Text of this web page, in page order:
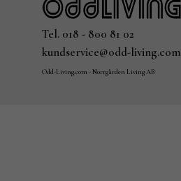
Tel. 018 - 800 81 02
kundservice@odd-living.com
Odd-Living.com - Norrgården Living AB